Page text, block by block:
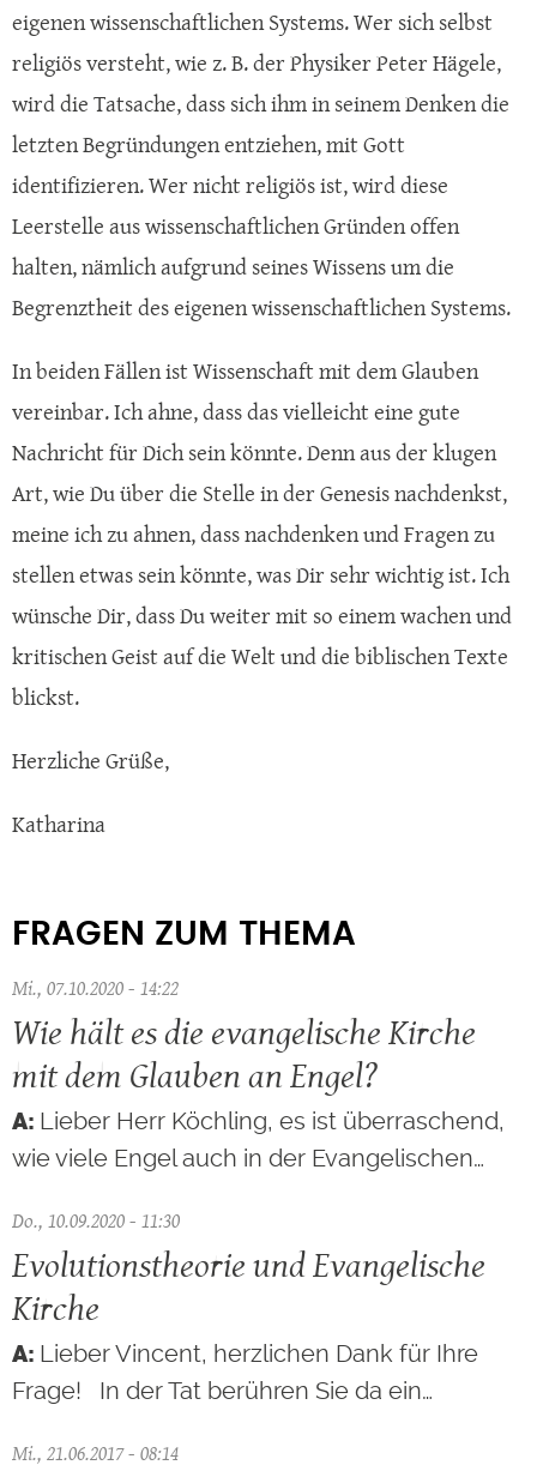
eigenen wissenschaftlichen Systems. Wer sich selbst
religiös versteht, wie z. B. der Physiker Peter Hägele,
wird die Tatsache, dass sich ihm in seinem Denken die
letzten Begründungen entziehen, mit Gott
identifizieren. Wer nicht religiös ist, wird diese
Leerstelle aus wissenschaftlichen Gründen offen
halten, nämlich aufgrund seines Wissens um die
Begrenztheit des eigenen wissenschaftlichen Systems.
In beiden Fällen ist Wissenschaft mit dem Glauben
vereinbar. Ich ahne, dass das vielleicht eine gute
Nachricht für Dich sein könnte. Denn aus der klugen
Art, wie Du über die Stelle in der Genesis nachdenkst,
meine ich zu ahnen, dass nachdenken und Fragen zu
stellen etwas sein könnte, was Dir sehr wichtig ist. Ich
wünsche Dir, dass Du weiter mit so einem wachen und
kritischen Geist auf die Welt und die biblischen Texte
blickst.
Herzliche Grüße,
Katharina
FRAGEN ZUM THEMA
Mi., 07.10.2020 - 14:22
Wie hält es die evangelische Kirche
mit dem Glauben an Engel?
Lieber Herr Köchling, es ist überraschend,
wie viele Engel auch in der Evangelischen…
Do., 10.09.2020 - 11:30
Evolutionstheorie und Evangelische
Kirche
Lieber Vincent, herzlichen Dank für Ihre
Frage! In der Tat berühren Sie da ein…
Mi., 21.06.2017 - 08:14